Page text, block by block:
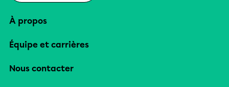
À propos
Équipe et carrières
Nous contacter